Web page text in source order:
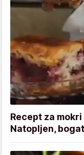
Recept za
Natopljen,